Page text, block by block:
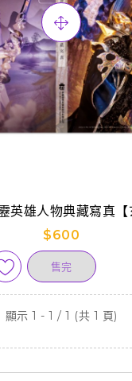
雄人物典藏寫真【
$600
售完
顯示 1 - 1 / 1 (共 1 頁)